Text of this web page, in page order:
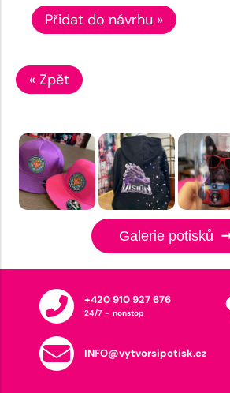
Přidat do návrhu »
« Zpět
Galerie potisků
+420 910 927 676
24/7 - nonstop
INFO@vytvorsipotisk.cz